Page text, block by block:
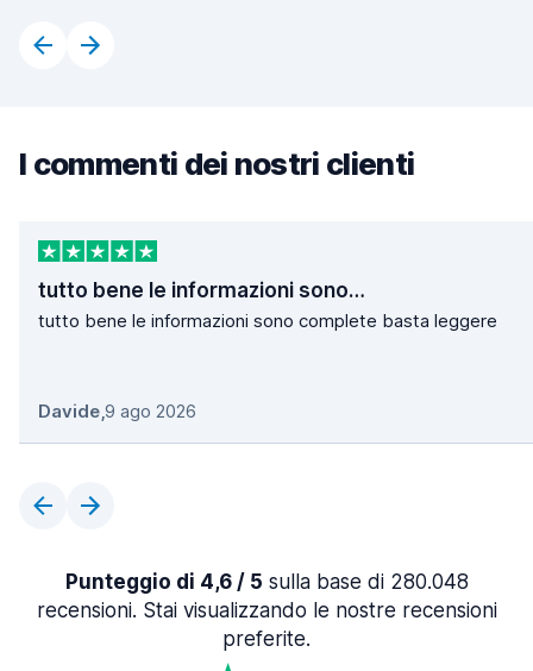
I commenti dei nostri clienti
tutto bene le informazioni sono…
tutto bene le informazioni sono complete basta leggere
Davide,9 ago 2026
Punteggio di 4,6 / 5 sulla base di 280.048
recensioni. Stai visualizzando le nostre recensioni
preferite.